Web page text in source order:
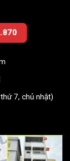
7, chủ nhật)